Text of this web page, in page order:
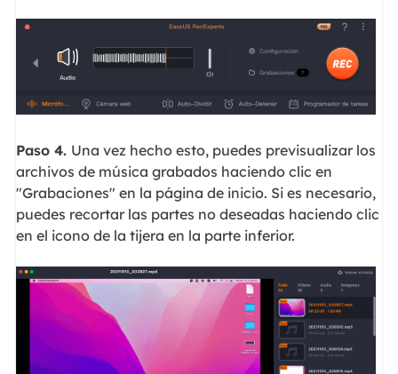
Paso 4. Una vez hecho esto, puedes previsualizar los
archivos de música grabados haciendo clic en
"Grabaciones" en la página de inicio. Si es necesario,
puedes recortar las partes no deseadas haciendo clic
en el icono de la tijera en la parte inferior.